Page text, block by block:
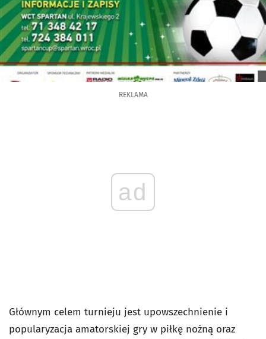
REKLAMA
ad
Głównym celem turnieju jest upowszechnienie i
popularyzacja amatorskiej gry w piłkę nożną oraz